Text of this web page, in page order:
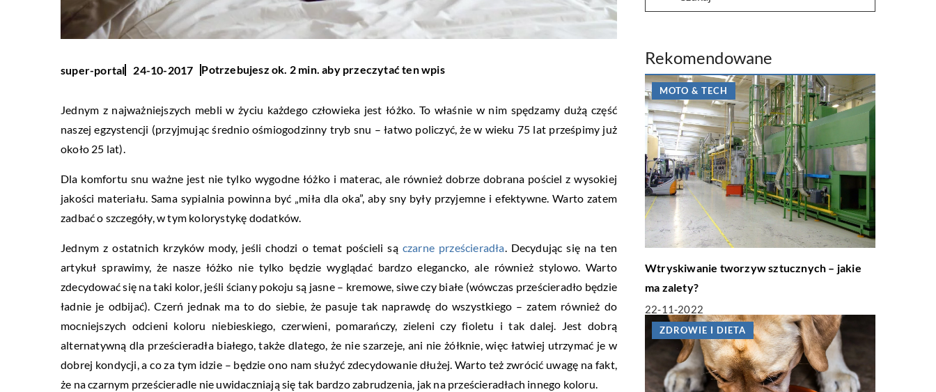
super-portal 24-10-2017 Potrzebujesz ok. 2 min. aby przeczytać ten wpis
Jednym z najważniejszych mebli w życiu każdego człowieka jest łóżko. To właśnie w nim spędzamy dużą część
naszej egzystencji (przyjmując średnio ośmiogodzinny tryb snu – łatwo policzyć, że w wieku 75 lat prześpimy już
około 25 lat).
Dla komfortu snu ważne jest nie tylko wygodne łóżko i materac, ale również dobrze dobrana pościel z wysokiej
jakości materiału. Sama sypialnia powinna być „miła dla oka”, aby sny były przyjemne i efektywne. Warto zatem
zadbać o szczegóły, w tym kolorystykę dodatków.
Jednym z ostatnich krzyków mody, jeśli chodzi o temat pościeli są czarne prześcieradła. Decydując się na ten
artykuł sprawimy, że nasze łóżko nie tylko będzie wyglądać bardzo elegancko, ale również stylowo. Warto
zdecydować się na taki kolor, jeśli ściany pokoju są jasne – kremowe, siwe czy białe (wówczas prześcieradło będzie
ładnie je odbijać). Czerń jednak ma to do siebie, że pasuje tak naprawdę do wszystkiego – zatem również do
mocniejszych odcieni koloru niebieskiego, czerwieni, pomarańczy, zieleni czy fioletu i tak dalej. Jest dobrą
alternatywną dla prześcieradła białego, także dlatego, że nie szarzeje, ani nie żółknie, więc łatwiej utrzymać je w
dobrej kondycji, a co za tym idzie – będzie ono nam służyć zdecydowanie dłużej. Warto też zwrócić uwagę na fakt,
że na czarnym prześcieradle nie uwidaczniają się tak bardzo zabrudzenia, jak na prześcieradłach innego koloru.
Rekomendowane
MOTO & TECH
Wtryskiwanie tworzyw sztucznych – jakie
ma zalety?
22-11-2022
ZDROWIE I DIETA